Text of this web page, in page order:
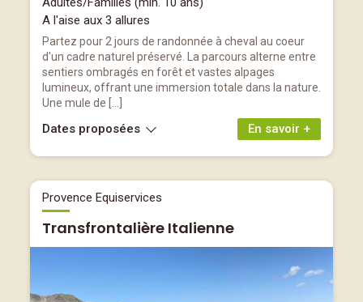
A l'aise aux 3 allures
Partez pour 2 jours de randonnée à cheval au coeur
d'un cadre naturel préservé. La parcours alterne entre
sentiers ombragés en forêt et vastes alpages
lumineux, offrant une immersion totale dans la nature.
Une mule de […]
En savoir +
Dates proposées
Provence Equiservices
Transfrontalière Italienne